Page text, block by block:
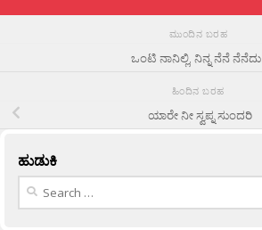
ಮುಂದಿನ ಬರಹ
ಒಂಟಿ ನಾನಿಲ್ಲಿ, ನಿನ್ನ ನೆನೆ ನೆನೆದು…
ಹಿಂದಿನ ಬರಹ
ಯಾರೇ ನೀ ಸ್ವಪ್ನ ಸುಂದರಿ
ಹುಡುಕಿ
Search